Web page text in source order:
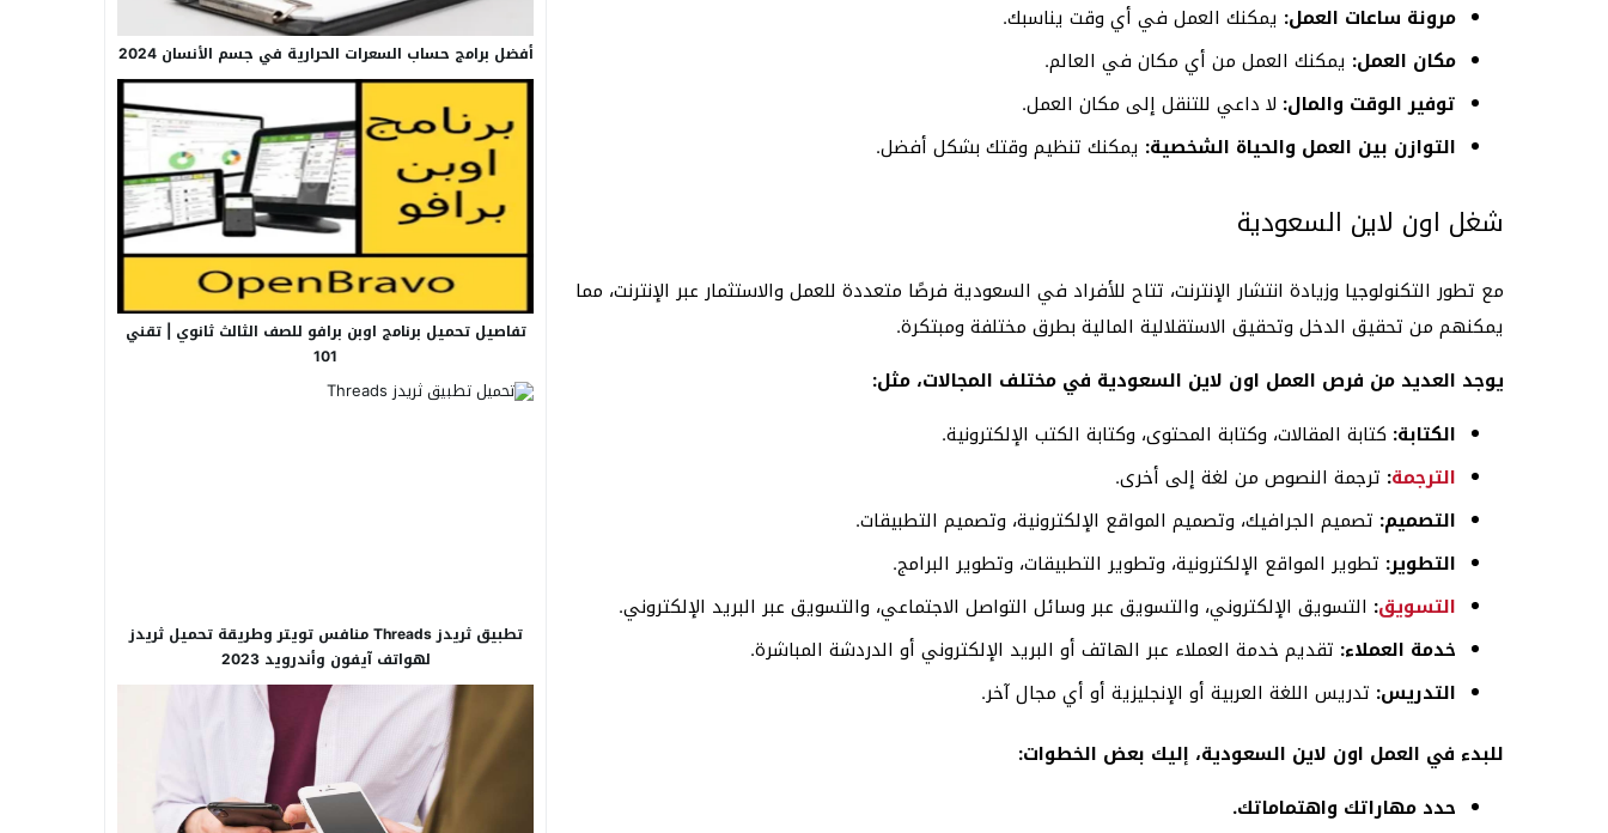
مرونة ساعات العمل: يمكنك العمل في أي وقت يناسبك.
مكان العمل: يمكنك العمل من أي مكان في العالم.
توفير الوقت والمال: لا داعي للتنقل إلى مكان العمل.
التوازن بين العمل والحياة الشخصية: يمكنك تنظيم وقتك بشكل أفضل.
شغل اون لاين السعودية
مع تطور التكنولوجيا وزيادة انتشار الإنترنت، تتاح للأفراد في السعودية فرصًا متعددة للعمل والاستثمار عبر الإنترنت، مما
يمكنهم من تحقيق الدخل وتحقيق الاستقلالية المالية بطرق مختلفة ومبتكرة.
يوجد العديد من فرص العمل اون لاين السعودية في مختلف المجالات، مثل:
الكتابة: كتابة المقالات، وكتابة المحتوى، وكتابة الكتب الإلكترونية.
الترجمة: ترجمة النصوص من لغة إلى أخرى.
التصميم: تصميم الجرافيك، وتصميم المواقع الإلكترونية، وتصميم التطبيقات.
التطوير: تطوير المواقع الإلكترونية، وتطوير التطبيقات، وتطوير البرامج.
التسويق: التسويق الإلكتروني، والتسويق عبر وسائل التواصل الاجتماعي، والتسويق عبر البريد الإلكتروني.
خدمة العملاء: تقديم خدمة العملاء عبر الهاتف أو البريد الإلكتروني أو الدردشة المباشرة.
التدريس: تدريس اللغة العربية أو الإنجليزية أو أي مجال آخر.
للبدء في العمل اون لاين السعودية، إليك بعض الخطوات:
حدد مهاراتك واهتماماتك.
أفضل برامج حساب السعرات الحرارية في جسم الأنسان 2024
تفاصيل تحميل برنامج اوبن برافو للصف الثالث ثانوي | تقني
101
تطبيق ثريدز Threads منافس تويتر وطريقة تحميل ثريدز
لهواتف آيفون وأندرويد 2023